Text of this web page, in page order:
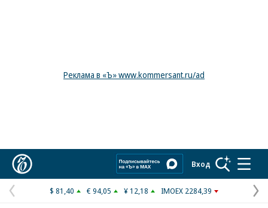
Реклама в «Ъ» www.kommersant.ru/ad
Вход
Предыдущая
$ 81,40 € 94,05 ¥ 12,18 IMOEX 2284,39